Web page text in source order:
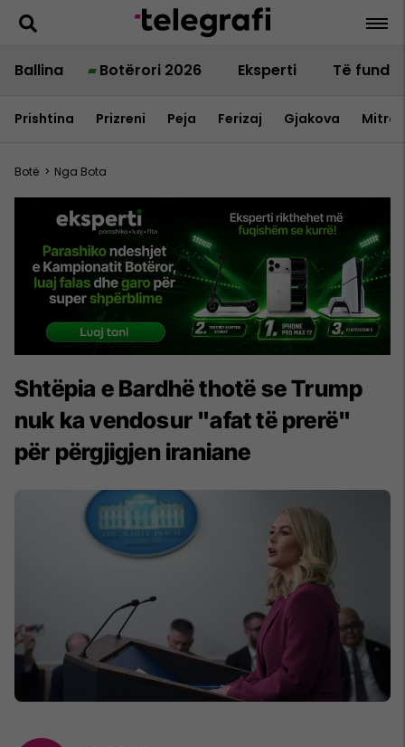
Ballina Botërori 2026 Eksperti Të fundit
Prishtina Prizreni Peja Ferizaj Gjakova
Botë > Nga Bota
Shtëpia e Bardhë thotë se Trump
nuk ka vendosur "afat të prerë"
për përgjigjen iraniane